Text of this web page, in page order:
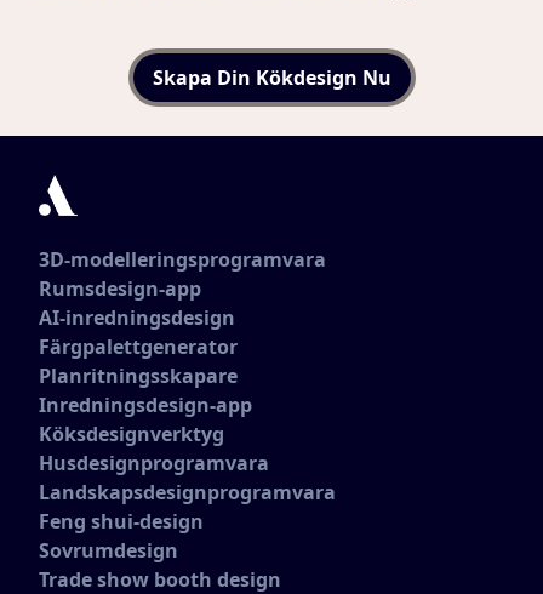
Skapa Din Kökdesign Nu
3D-modelleringsprogramvara
Rumsdesign-app
AI-inredningsdesign
Färgpalettgenerator
Planritningsskapare
Inredningsdesign-app
Köksdesignverktyg
Husdesignprogramvara
Landskapsdesignprogramvara
Feng shui-design
Sovrumdesign
Trade show booth design